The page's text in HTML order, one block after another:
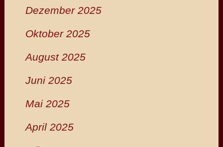
Dezember 2025
Oktober 2025
August 2025
Juni 2025
Mai 2025
April 2025